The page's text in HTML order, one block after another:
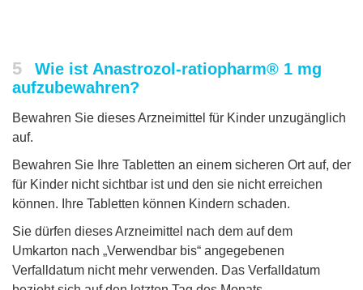
5
Wie ist Anastrozol-ratiopharm® 1 mg
aufzubewahren?
Bewahren Sie dieses Arzneimittel für Kinder unzugänglich
auf.
Bewahren Sie Ihre Tabletten an einem sicheren Ort auf, der
für Kinder nicht sichtbar ist und den sie nicht erreichen
können. Ihre Tabletten können Kindern schaden.
Sie dürfen dieses Arzneimittel nach dem auf dem
Umkarton nach „Verwendbar bis“ angegebenen
Verfalldatum nicht mehr verwenden. Das Verfalldatum